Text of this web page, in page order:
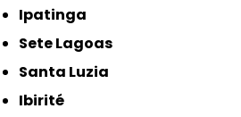
Ipatinga
Sete Lagoas
Santa Luzia
Ibirité